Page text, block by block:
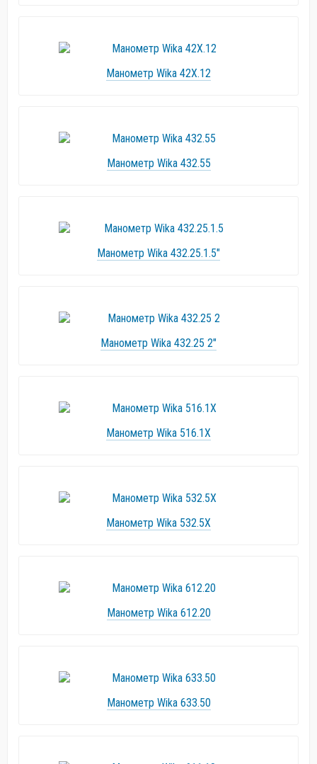
Манометр Wika 42X.12
Манометр Wika 432.55
Манометр Wika 432.25.1.5"
Манометр Wika 432.25 2"
Манометр Wika 516.1X
Манометр Wika 532.5X
Манометр Wika 612.20
Манометр Wika 633.50